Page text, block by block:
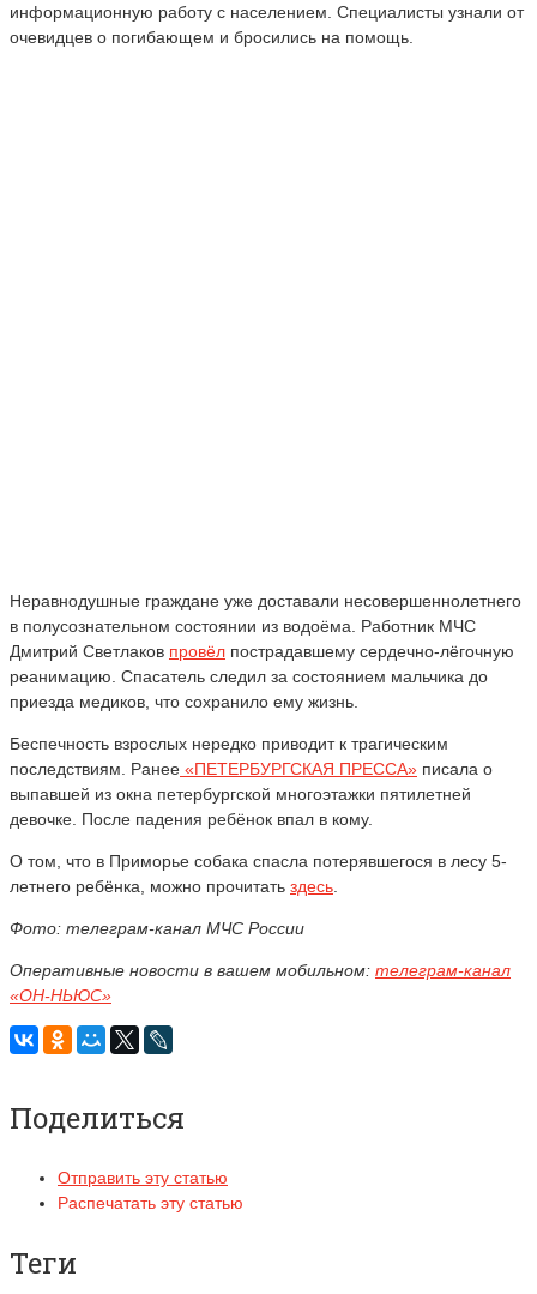
информационную работу с населением. Специалисты узнали от
очевидцев о погибающем и бросились на помощь.
Неравнодушные граждане уже доставали несовершеннолетнего
в полусознательном состоянии из водоёма. Работник МЧС
Дмитрий Светлаков провёл пострадавшему сердечно-лёгочную
реанимацию. Спасатель следил за состоянием мальчика до
приезда медиков, что сохранило ему жизнь.
Беспечность взрослых нередко приводит к трагическим
последствиям. Ранее «ПЕТЕРБУРГСКАЯ ПРЕССА» писала о
выпавшей из окна петербургской многоэтажки пятилетней
девочке. После падения ребёнок впал в кому.
О том, что в Приморье собака спасла потерявшегося в лесу 5-
летнего ребёнка, можно прочитать здесь
Фото: телеграм-канал МЧС России
Оперативные новости в вашем мобильном: телеграм-канал
«ОН-НЬЮС»
Поделиться
Отправить эту статью
Распечатать эту статью
Теги